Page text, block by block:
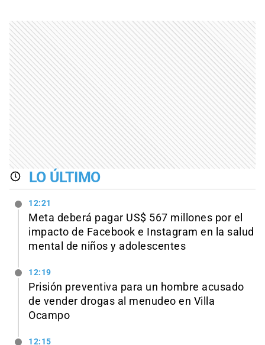
LO ÚLTIMO
12:21
Meta deberá pagar US$ 567 millones por el
impacto de Facebook e Instagram en la salud
mental de niños y adolescentes
12:19
Prisión preventiva para un hombre acusado
de vender drogas al menudeo en Villa
Ocampo
12:15